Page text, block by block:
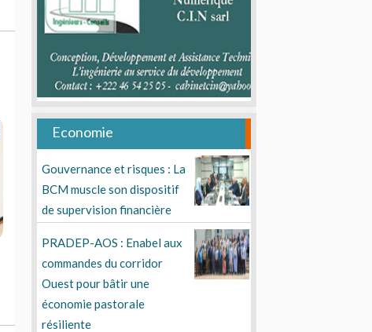
Economie
Gouvernance et risques : La
BCM muscle son dispositif
de supervision financière
PRADEP-AOS : Enabel aux
commandes du corridor
Ouest pour bâtir une
économie pastorale
résiliente